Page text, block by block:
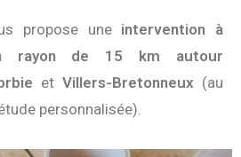
propose une intervention à
rayon de 15 km autour
et Villers-Bretonneux (au
personnalisée).